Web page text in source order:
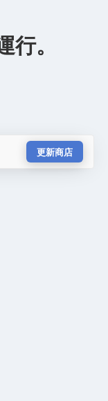
。
更新商店